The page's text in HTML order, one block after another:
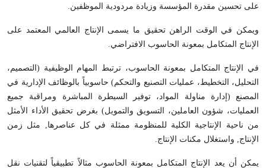
على تحسين مقدرة المؤسسة وزيادة مردودية الموظفين.
ويمكن في الوقت الراهن تحقيق ما يسمى الإنتاج العالمي المعتمد على
الإنتاج المتكامل بمعونة الحاسوب الافتراضي.
في الإنتاج المتكامل بمعونة الحاسوب، ترتبط المهام الوظيفية (التصميم،
التحليل، التخطيط، عمليات التصنيع والتحكم) حاسوبياً بالوظائف الإدارية في
المصنع (إدارة مناولة المواد، توفير السيطرة المباشرة ومراقبة جميع
العمليات، شؤون العاملين، التسويق والتمويل) بغرض تحقيق الأداء الأمثل
من ناحية الإنتاجية الكلية للمنظومة ممثلة في كل عناصرها, مثل زمن
الإنتاج, واستغلال مكنات الإنتاج.
يمكن أن يعد الإنتاج المتكامل بمعونة الحاسوب مثالاً تطبيقياً لتقنيات نقل